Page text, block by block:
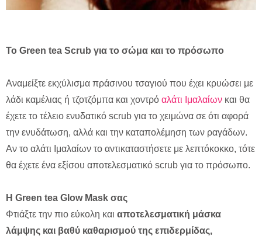
Το Green tea Scrub για το σώμα και το πρόσωπο
Αναμείξτε εκχύλισμα πράσινου τσαγιού που έχει κρυώσει με
λάδι καμέλιας ή τζοτζόμπα και χοντρό αλάτι Ιμαλαίων και θα
έχετε το τέλειο ενυδατικό scrub για το χειμώνα σε ότι αφορά
την ενυδάτωση, αλλά και την καταπολέμηση των ραγάδων.
Αν το αλάτι Ιμαλαίων το αντικαταστήσετε με λεπτόκοκκο, τότε
θα έχετε ένα εξίσου αποτελεσματικό scrub για το πρόσωπο.
Η Green tea Glow Mask σας
Φτιάξτε την πιο εύκολη και αποτελεσματική μάσκα
λάμψης και βαθύ καθαρισμού της επιδερμίδας,